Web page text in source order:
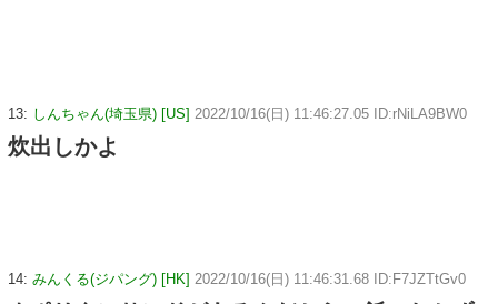
13: しんちゃん(埼玉県) [US] 2022/10/16(日) 11:46:27.05 ID:rNiLA9BW0
炊出しかよ
14: みんくる(ジパング) [HK] 2022/10/16(日) 11:46:31.68 ID:F7JZTtGv0